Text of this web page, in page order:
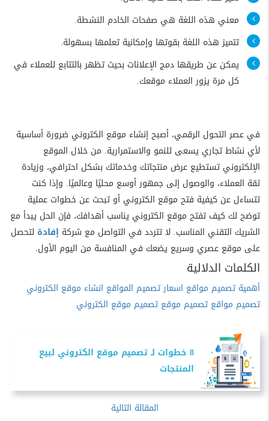
معني هذه اللغة هي صفحات الخادم النشطة.
تتميز هذه اللغة بقوتها وإمكانية تعلمها بسهولة.
يمكن عن طريقها دمج الإعلانات بحيث تظهر بالتتابع للعملاء في
كل مرة يزور العملاء موقعك.
في عصر التحول الرقمي، أصبح إنشاء موقع الكتروني ضرورة أساسية
لأي نشاط تجاري يسعى للنمو والاستمرارية. من خلال الموقع
الإلكتروني تستطيع عرض منتجاتك وخدماتك بشكل احترافي، وزيادة
ثقة العملاء، والوصول إلى جمهور أوسع محليًا وعالميًا. وإذا كنت
تتساءل عن كيفية فتح موقع الكتروني أو تبحث عن خطوات عملية
توضح لك كيف تفتح موقع الكتروني يناسب أهدافك، فإن الحل يبدأ مع
الشريك التقني المناسب. لا تتردد في التواصل مع شركة إفادة لتحصل
على موقع عصري وسريع يضعك في المنافسة من اليوم الأول.
الكلمات الدلالية
أهمية تصميم مواقع اسعار تصميم المواقع انشاء موقع الكتروني
تصميم مواقع تصميم موقع تصميم موقع الكتروني
8 خطوات لـ تصميم موقع الكتروني لبيع
المنتجات
المقالة التالية